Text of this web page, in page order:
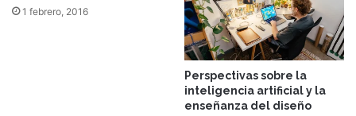
1 febrero, 2016
Perspectivas sobre la
inteligencia artificial y la
enseñanza del diseño